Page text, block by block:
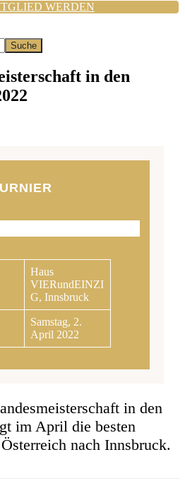
WERDEN
in den
Haus
VIERundEINZI
G, Innsbruck
Samstag, 2.
April 2022
in den
im April die besten
nach Innsbruck.